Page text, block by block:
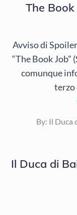
The
Avviso di
“The Book Job”
comunque
terzo
By: Il Duca
Il Duca di